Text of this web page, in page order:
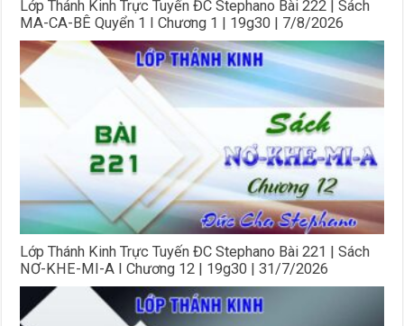
Lớp Thánh Kinh Trực Tuyến ĐC Stephano Bài 222 | Sách
MA-CA-BÊ Quyển 1 I Chương 1 | 19g30 | 7/8/2026
Lớp Thánh Kinh Trực Tuyến ĐC Stephano Bài 221 | Sách
NƠ-KHE-MI-A I Chương 12 | 19g30 | 31/7/2026